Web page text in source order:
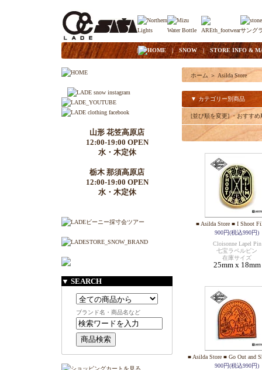
| HOME|SNOW| STORE INFO &
山形 花笠高原店
12:00-19:00 OPEN
水・木定休
栃木 那須高原店
12:00-19:00 OPEN
水・木定休
▼ SEARCH
ブランド名・商品名など
ホーム ＞ Asilda Store
▼ カテゴリー別商品
[並び順を変更]・おすすめ
■ Asilda Store ■ I Shoot
900円(税込990円)
Cloisonne Lapel Pin
七宝ラペルピン
在庫サイズ
25mm x 18mm
■ Asilda Store ■ Go Out and
900円(税込990円)